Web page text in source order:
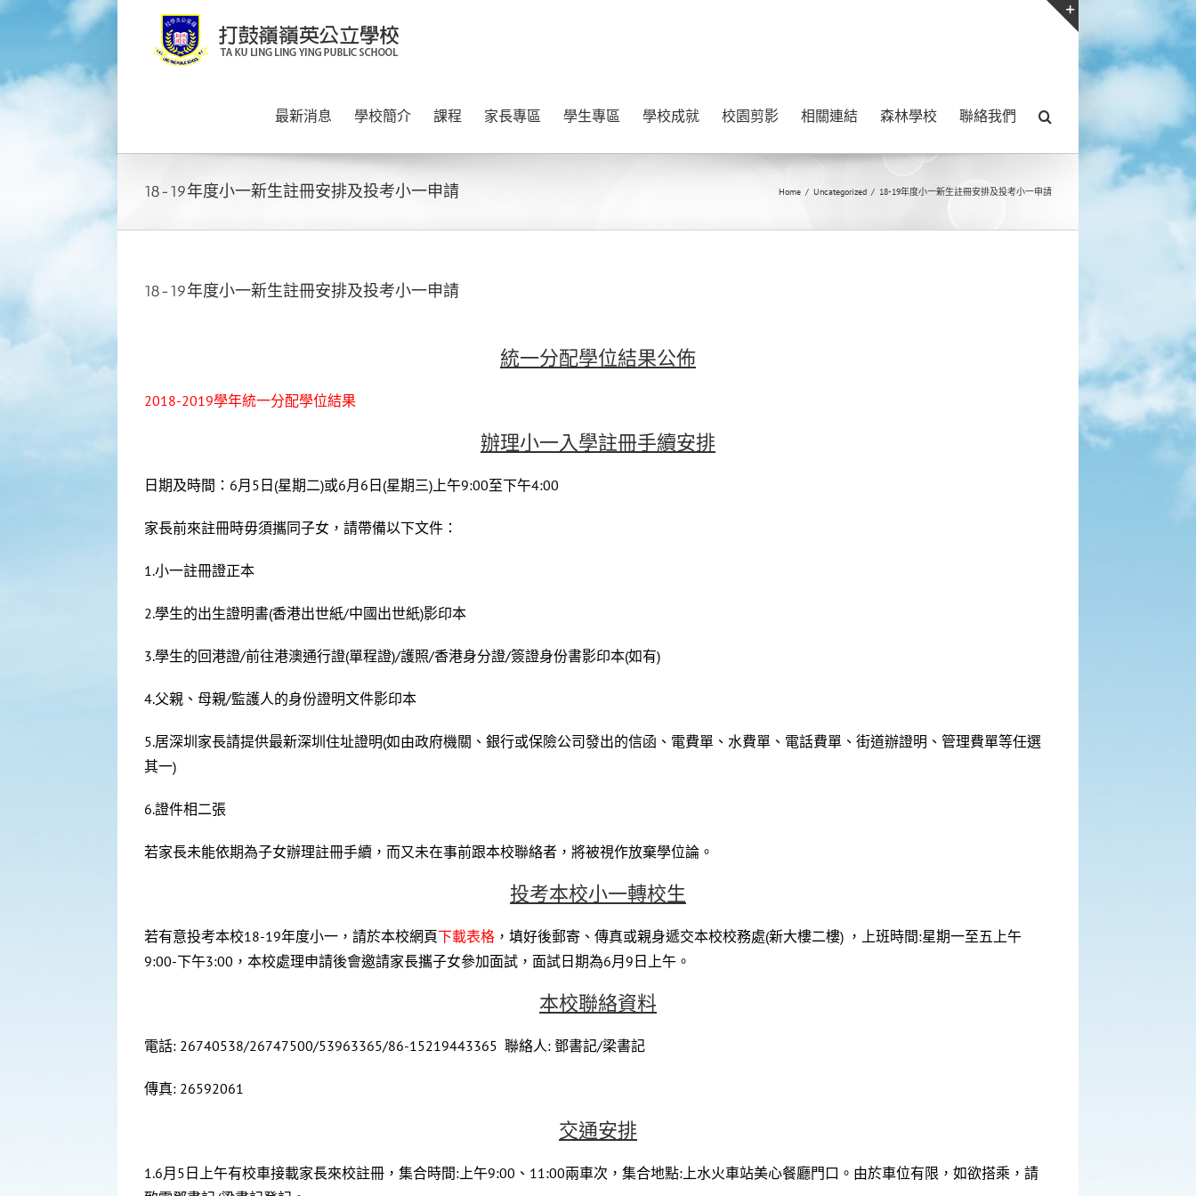
Skip
最新消息 學校簡介 課程 家長專區 學生專區 學校成就 校園剪影 相關連結 森林學校 聯絡我們
18-19年度小一新生註冊安排及投考小一申請 Home / Uncategorized / 18-19年度小一新生註冊安排及投考小一申請
18-19年度小一新生註冊安排及投考小一申請
統一分配學位結果公佈
2018-2019學年統一分配學位結果
辦理小一入學註冊手續安排
日期及時間：6月5日(星期二)或6月6日(星期三)上午9:00至下午4:00
家長前來註冊時毋須攜同子女，請帶備以下文件：
1.小一註冊證正本
2.學生的出生證明書(香港出世紙/中國出世紙)影印本
3.學生的回港證/前往港澳通行證(單程證)/護照/香港身分證/簽證身份書影印本(如有)
4.父親、母親/監護人的身份證明文件影印本
5.居深圳家長請提供最新深圳住址證明(如由政府機關、銀行或保險公司發出的信函、電費單、水費單、電話費單、街道辦證明、管理費單等任選
其一)
6.證件相二張
若家長未能依期為子女辦理註冊手續，而又未在事前跟本校聯絡者，將被視作放棄學位論。
投考本校小一轉校生
若有意投考本校18-19年度小一，請於本校網頁下載表格 ，填好後郵寄、傳真或親身遞交本校校務處(新大樓二樓) ，上班時間:星期一至五上午
9:00-下午3:00，本校處理申請後會邀請家長攜子女參加面試，面試日期為6月9日上午。
本校聯絡資料
電話: 26740538/26747500/53963365/86-15219443365 聯絡人: 鄧書記/梁書記
傳真: 26592061
交通安排
1.6月5日上午有校車接載家長來校註冊，集合時間:上午9:00、11:00兩車次，集合地點:上水火車站美心餐廳門口。由於車位有限，如欲搭乘，請
Toggle
Sliding